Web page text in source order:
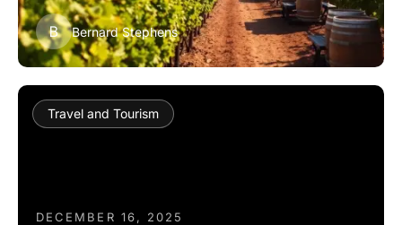
B Bernard Stephens
Travel and Tourism
DECEMBER 16, 2025